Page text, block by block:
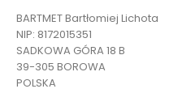
BARTMET Bartłomiej Lichota
NIP: 8172015351
SADKOWA GÓRA 18 B
39-305 BOROWA
POLSKA